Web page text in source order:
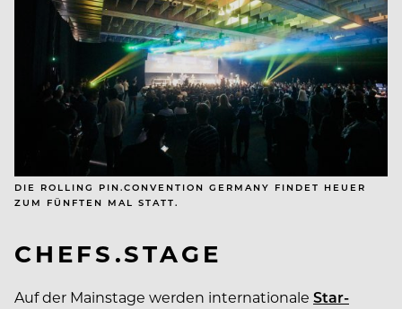
DIE ROLLING PIN.CONVENTION GERMANY FINDET HEUER
ZUM FÜNFTEN MAL STATT.
CHEFS.STAGE
Auf der Mainstage werden internationale Star-